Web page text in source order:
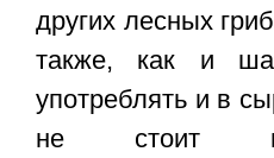
других лесных
также, как и
употреблять и в
не стоит